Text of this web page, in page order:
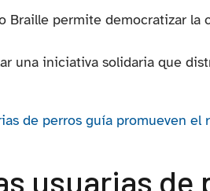
Braille permite democratizar la
una iniciativa solidaria que
usuarias de